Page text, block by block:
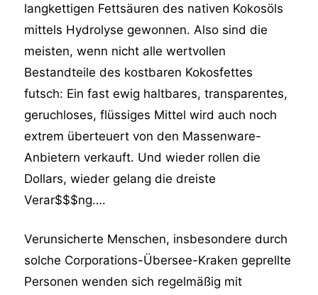
langkettigen Fettsäuren des nativen Kokosöls
mittels Hydrolyse gewonnen. Also sind die
meisten, wenn nicht alle wertvollen
Bestandteile des kostbaren Kokosfettes
futsch: Ein fast ewig haltbares, transparentes,
geruchloses, flüssiges Mittel wird auch noch
extrem überteuert von den Massenware-
Anbietern verkauft. Und wieder rollen die
Dollars, wieder gelang die dreiste
Verar$$$ng….
Verunsicherte Menschen, insbesondere durch
solche Corporations-Übersee-Kraken geprellte
Personen wenden sich regelmäßig mit